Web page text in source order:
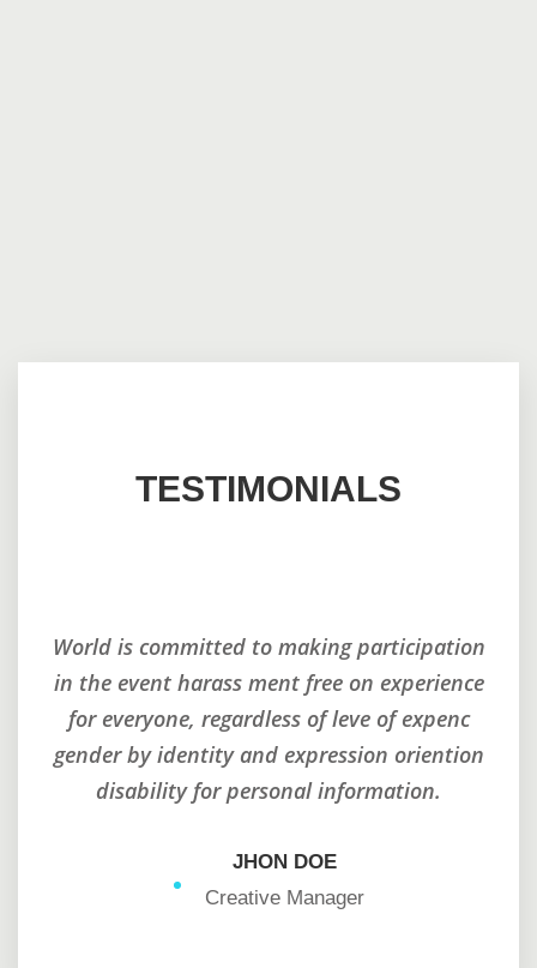
TESTIMONIALS
World is committed to making participation
in the event harass ment free on experience
for everyone, regardless of leve of expenc
gender by identity and expression oriention
disability for personal information.
JHON DOE
Creative Manager